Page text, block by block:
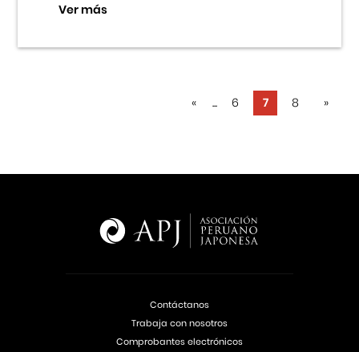
Ver más
« ... 6 7 8 »
Contáctanos
Trabaja con nosotros
Comprobantes electrónicos